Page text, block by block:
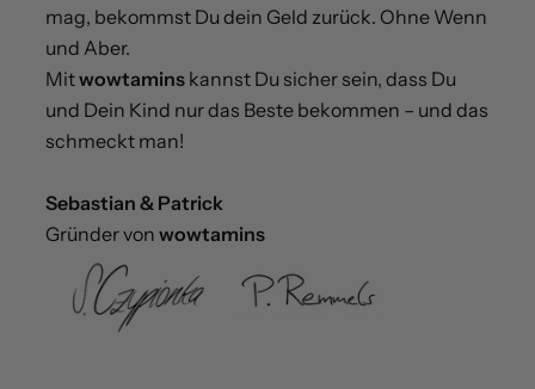
mag, bekommst Du dein Geld zurück. Ohne Wenn
und Aber.
Mitwowtamins kannst Du sicher sein, dass Du
und Dein Kind nur das Beste bekommen – und das
schmeckt man!
Sebastian & Patrick
Gründer von wowtamins